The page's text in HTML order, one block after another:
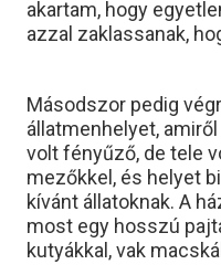
akartam, hogy
azzal zaklassanak,
Másodszor pedig
állatmenhelyet,
volt fényűző, de tele
mezőkkel, és helyet
kívánt állatoknak. A
most egy hosszú
kutyákkal, vak